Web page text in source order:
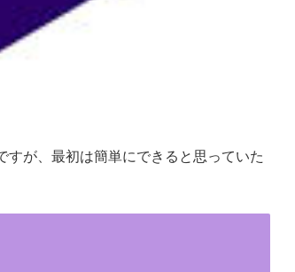
が、最初は簡単にできると思っていた